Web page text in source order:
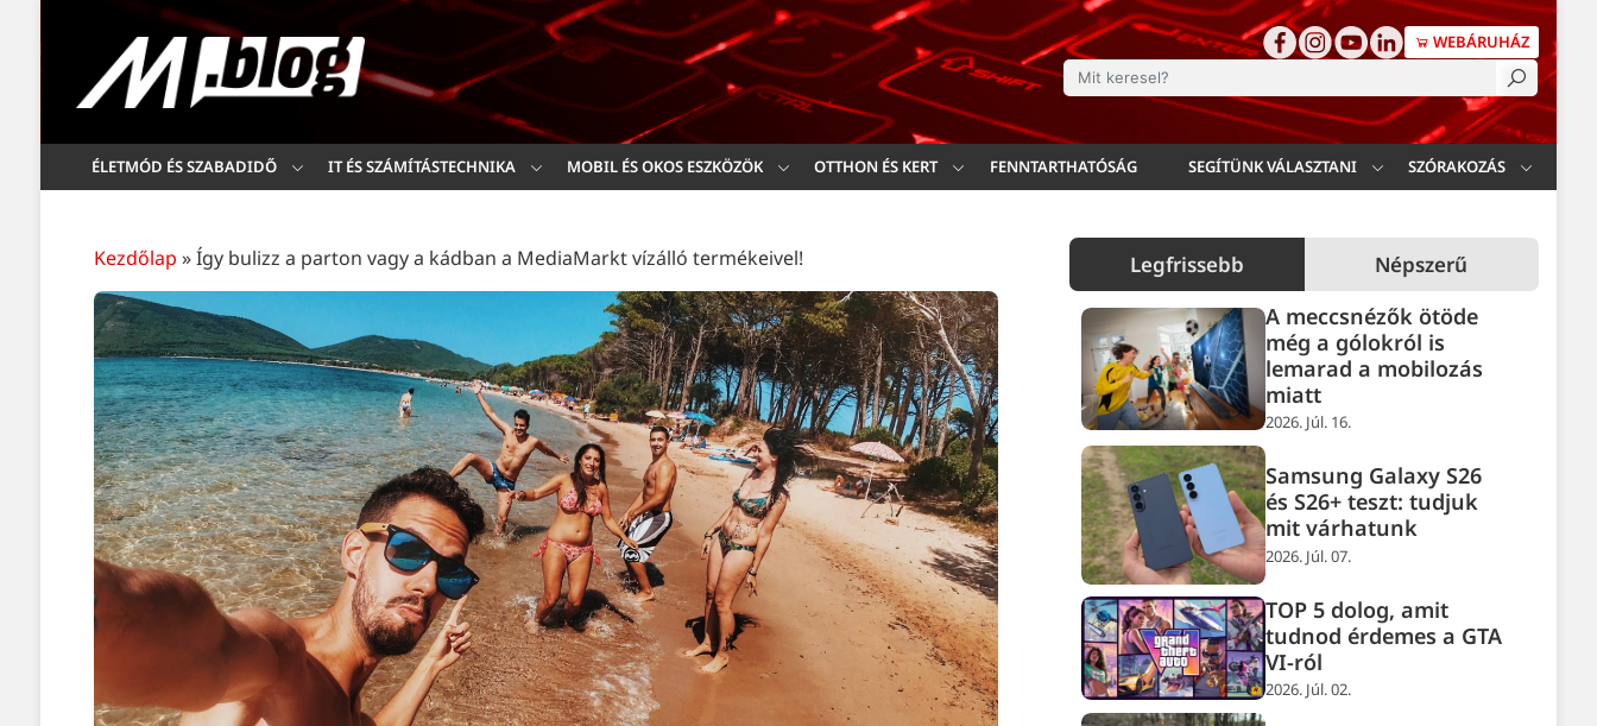
WEBÁRUHÁZ
Keresés
ÉLETMÓD ÉS SZABADIDŐ IT ÉS SZÁMÍTÁSTECHNIKA MOBIL ÉS OKOS ESZKÖZÖK OTTHON ÉS KERT FENNTARTHATÓSÁG SEGÍTÜNK VÁLASZTANI SZÓRAKOZÁS
Kezdőlap »Így bulizz a parton vagy a kádban a MediaMarkt vízálló termékeivel! Legfrissebb Népszerű
A meccsnézők ötöde
még a gólokról is
lemarad a mobilozás
miatt
2026. Júl. 16.
Samsung Galaxy S26
és S26+ teszt: tudjuk
mit várhatunk
2026. Júl. 07.
TOP 5 dolog, amit
tudnod érdemes a GTA
VI-ról
2026. Júl. 02.